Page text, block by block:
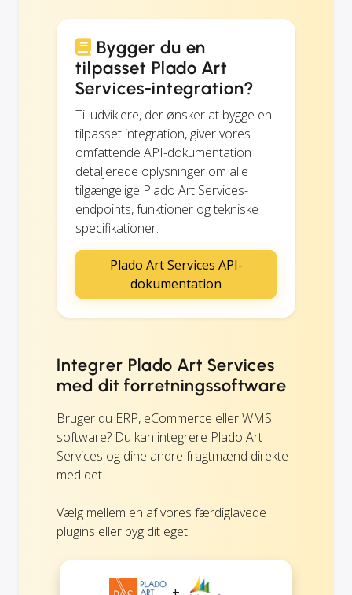
Bygger du en
tilpasset Plado Art
Services-integration?
Til udviklere, der ønsker at bygge en
tilpasset integration, giver vores
omfattende API-dokumentation
detaljerede oplysninger om alle
tilgængelige Plado Art Services-
endpoints, funktioner og tekniske
specifikationer.
Plado Art Services API-
dokumentation
Integrer Plado Art Services
med dit forretningssoftware
Bruger du ERP, eCommerce eller WMS
software? Du kan integrere Plado Art
Services og dine andre fragtmænd direkte
med det.
Vælg mellem en af vores færdiglavede
plugins eller byg dit eget: